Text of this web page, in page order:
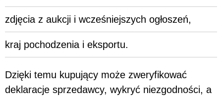
zdjęcia z aukcji i wcześniejszych ogłoszeń,
kraj pochodzenia i eksportu.
Dzięki temu kupujący może zweryfikować
deklaracje sprzedawcy, wykryć niezgodności, a